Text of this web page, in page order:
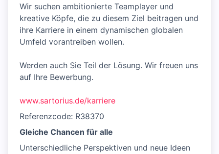
Wir suchen ambitionierte Teamplayer und
kreative Köpfe, die zu diesem Ziel beitragen und
ihre Karriere in einem dynamischen globalen
Umfeld vorantreiben wollen.
Werden auch Sie Teil der Lösung. Wir freuen uns
auf Ihre Bewerbung.
www.sartorius.de/karriere
Referenzcode: R38370
Gleiche Chancen für alle
Unterschiedliche Perspektiven und neue Ideen